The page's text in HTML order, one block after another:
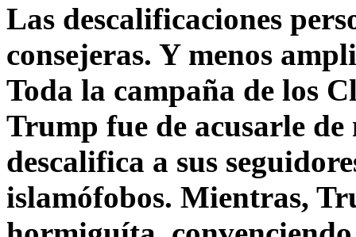
Las descalificaciones
consejeras. Y menos
Toda la campaña de los
Trump fue de acusarle
descalifica a sus
islamófobos. Mientras,